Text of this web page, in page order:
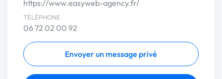
https://www.easyweb-agency.fr/
TÉLÉPHONE
06 72 02 00 92
Envoyer un message privé